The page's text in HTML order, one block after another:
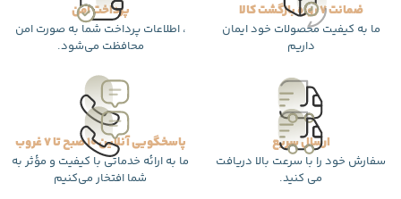
ضمانت 7 روزه بازگشت کالا
ما به کیفیت محصولات خود ایمان
داریم
پرداخت امن
، اطلاعات پرداخت شما به صورت امن
محافظت می‌شود.
ارسال سریع
سفارش خود را با سرعت بالا دریافت
می کنید.
پاسخگویی آنلاین 10 صبح تا 7 غروب
ما به ارائه خدماتی با کیفیت و مؤثر به
شما افتخار می‌کنیم